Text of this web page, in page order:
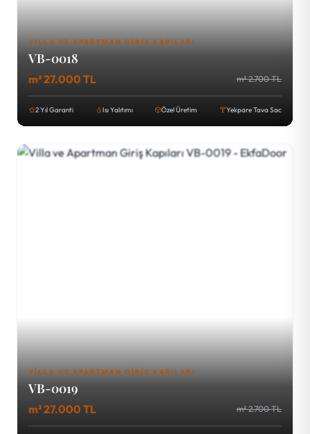
VILLA VE APARTMAN GIRIŞ KAPILARI
VB-0018
m² 27.000 TL m² 2.700 TL
2 Yıl Garanti Isı Yalıtımı Özel Üretim Yekpare Tava Sac
VILLA VE APARTMAN GIRIŞ KAPILARI
VB-0019
m² 27.000 TL m² 2.700 TL